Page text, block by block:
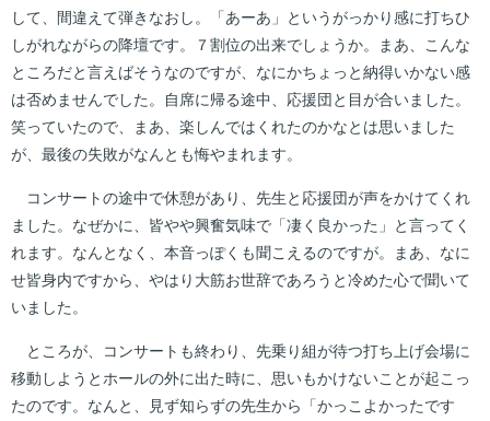
して、間違えて弾きなおし。「あーあ」というがっかり感に打ちひ
しがれながらの降壇です。７割位の出来でしょうか。まあ、こんな
ところだと言えばそうなのですが、なにかちょっと納得いかない感
は否めませんでした。自席に帰る途中、応援団と目が合いました。
笑っていたので、まあ、楽しんではくれたのかなとは思いました
が、最後の失敗がなんとも悔やまれます。
コンサートの途中で休憩があり、先生と応援団が声をかけてくれ
ました。なぜかに、皆やや興奮気味で「凄く良かった」と言ってく
れます。なんとなく、本音っぽくも聞こえるのですが。まあ、なに
せ皆身内ですから、やはり大筋お世辞であろうと冷めた心で聞いて
いました。
ところが、コンサートも終わり、先乗り組が待つ打ち上げ会場に
移動しようとホールの外に出た時に、思いもかけないことが起こっ
たのです。なんと、見ず知らずの先生から「かっこよかったです